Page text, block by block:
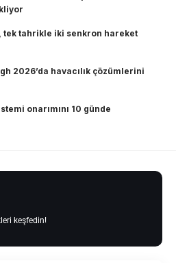
tek tahrikle iki senkron hareket
2026’da havacılık çözümlerini
onarımını 10 günde
keşfedin!